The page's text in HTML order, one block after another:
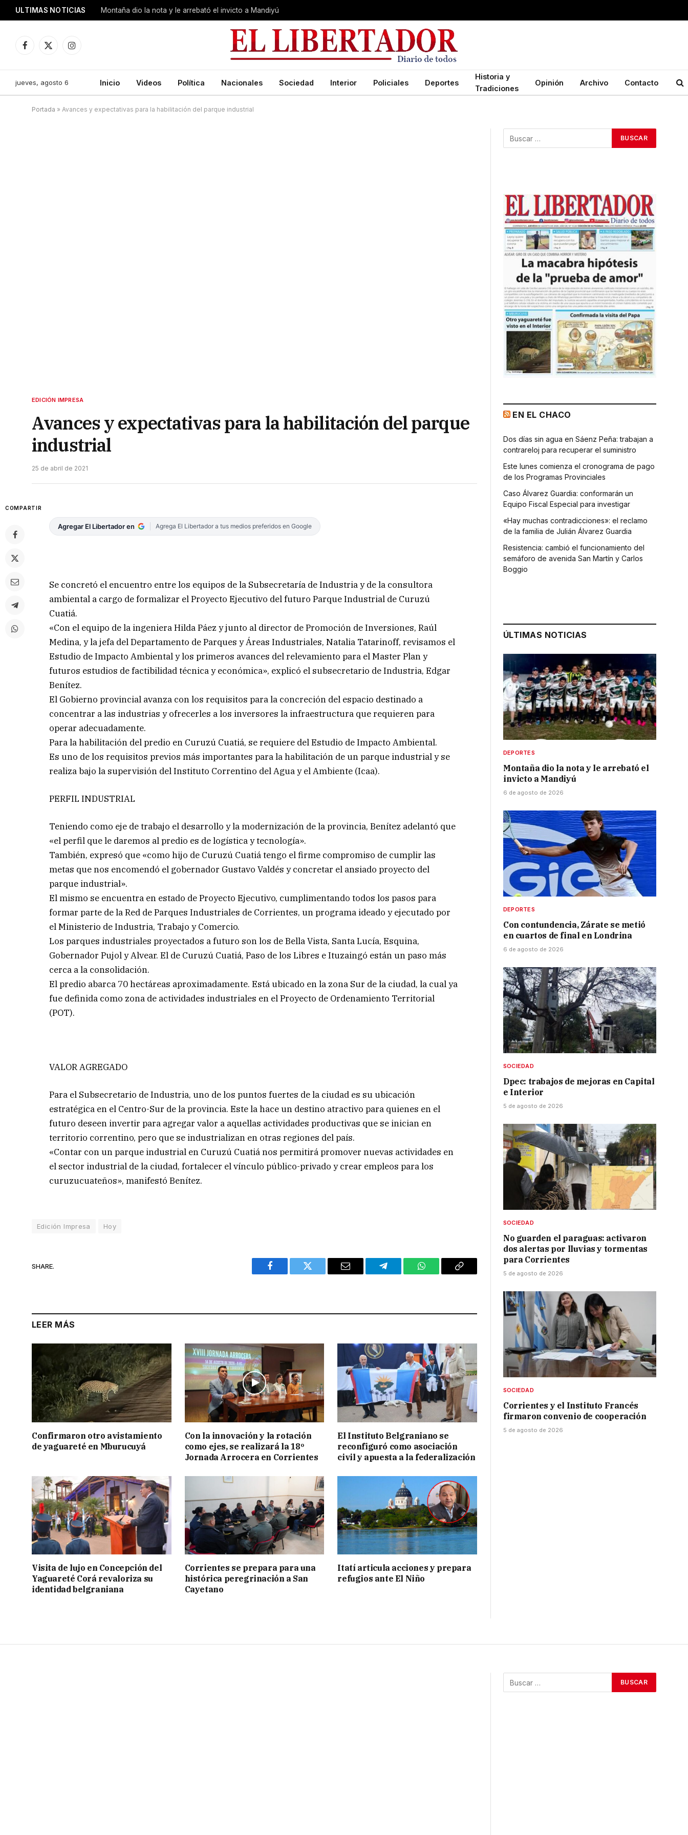
ULTIMAS NOTICIAS Montaña dio la nota y le arrebató el invicto a Mandiyú
Facebook
X
Instagram
jueves, agosto 6 Inicio Videos Política Nacionales Sociedad Interior Policiales Deportes
Historia y
Tradiciones
Opinión Archivo Contacto
Portada » Avances y expectativas para la habilitación del parque industrial
EDICIÓN IMPRESA
Avances y expectativas para la habilitación del parque
industrial
25 de abril de 2021
COMPARTIR
Agregar El Libertador en Agrega El Libertador a tus medios preferidos en Google
Se concretó el encuentro entre los equipos de la Subsecretaría de Industria y de la consultora
ambiental a cargo de formalizar el Proyecto Ejecutivo del futuro Parque Industrial de Curuzú
Cuatiá.
«Con el equipo de la ingeniera Hilda Páez y junto al director de Promoción de Inversiones, Raúl
Medina, y la jefa del Departamento de Parques y Áreas Industriales, Natalia Tatarinoff, revisamos el
Estudio de Impacto Ambiental y los primeros avances del relevamiento para el Master Plan y
futuros estudios de factibilidad técnica y económica», explicó el subsecretario de Industria, Edgar
Benítez.
El Gobierno provincial avanza con los requisitos para la concreción del espacio destinado a
concentrar a las industrias y ofrecerles a los inversores la infraestructura que requieren para
operar adecuadamente.
Para la habilitación del predio en Curuzú Cuatiá, se requiere del Estudio de Impacto Ambiental.
Es uno de los requisitos previos más importantes para la habilitación de un parque industrial y se
realiza bajo la supervisión del Instituto Correntino del Agua y el Ambiente (Icaa).
PERFIL INDUSTRIAL
Teniendo como eje de trabajo el desarrollo y la modernización de la provincia, Benítez adelantó que
«el perfil que le daremos al predio es de logística y tecnología».
También, expresó que «como hijo de Curuzú Cuatiá tengo el firme compromiso de cumplir las
metas que nos encomendó el gobernador Gustavo Valdés y concretar el ansiado proyecto del
parque industrial».
El mismo se encuentra en estado de Proyecto Ejecutivo, cumplimentando todos los pasos para
formar parte de la Red de Parques Industriales de Corrientes, un programa ideado y ejecutado por
el Ministerio de Industria, Trabajo y Comercio.
Los parques industriales proyectados a futuro son los de Bella Vista, Santa Lucía, Esquina,
Gobernador Pujol y Alvear. El de Curuzú Cuatiá, Paso de los Libres e Ituzaingó están un paso más
cerca a la consolidación.
El predio abarca 70 hectáreas aproximadamente. Está ubicado en la zona Sur de la ciudad, la cual ya
fue definida como zona de actividades industriales en el Proyecto de Ordenamiento Territorial
(POT).
VALOR AGREGADO
Para el Subsecretario de Industria, uno de los puntos fuertes de la ciudad es su ubicación
estratégica en el Centro-Sur de la provincia. Este la hace un destino atractivo para quienes en el
futuro deseen invertir para agregar valor a aquellas actividades productivas que se inician en
territorio correntino, pero que se industrializan en otras regiones del país.
«Contar con un parque industrial en Curuzú Cuatiá nos permitirá promover nuevas actividades en
el sector industrial de la ciudad, fortalecer el vínculo público-privado y crear empleos para los
curuzucuateños», manifestó Benítez.
Edición Impresa Hoy
SHARE.
Facebook Twitter Email Telegram WhatsAppCopy
LEER MÁS
Confirmaron otro avistamiento
de yaguareté en Mburucuyá
Con la innovación y la rotación
como ejes, se realizará la 18º
Jornada Arrocera en Corrientes
El Instituto Belgraniano se
reconfiguró como asociación
civil y apuesta a la federalización
Visita de lujo en Concepción del
Yaguareté Corá revaloriza su
identidad belgraniana
Corrientes se prepara para una
histórica peregrinación a San
Cayetano
Itatí articula acciones y prepara
refugios ante El Niño
EN EL CHACO
Dos días sin agua en Sáenz Peña: trabajan a
contrareloj para recuperar el suministro
Este lunes comienza el cronograma de pago
de los Programas Provinciales
Caso Álvarez Guardia: conformarán un
Equipo Fiscal Especial para investigar
«Hay muchas contradicciones»: el reclamo
de la familia de Julián Álvarez Guardia
Resistencia: cambió el funcionamiento del
semáforo de avenida San Martín y Carlos
Boggio
ÚLTIMAS NOTICIAS
DEPORTES
Montaña dio la nota y le arrebató el
invicto a Mandiyú
6 de agosto de 2026
DEPORTES
Con contundencia, Zárate se metió
en cuartos de final en Londrina
6 de agosto de 2026
SOCIEDAD
Dpec: trabajos de mejoras en Capital
e Interior
5 de agosto de 2026
SOCIEDAD
No guarden el paraguas: activaron
dos alertas por lluvias y tormentas
para Corrientes
5 de agosto de 2026
SOCIEDAD
Corrientes y el Instituto Francés
firmaron convenio de cooperación
5 de agosto de 2026